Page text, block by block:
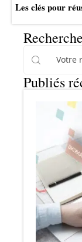
Les clés pour
Recherche
Publiés